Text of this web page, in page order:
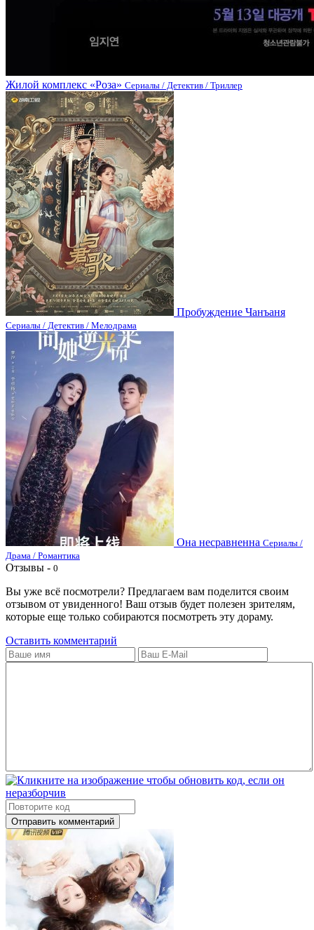
Жилой комплекс «Роза» Сериалы / Детектив / Триллер
Пробуждение Чанъаня
Сериалы / Детектив / Мелодрама
Она несравненна Сериалы /
Драма / Романтика
Отзывы - 0
Вы уже всё посмотрели? Предлагаем вам поделится своим
отзывом от увиденного! Ваш отзыв будет полезен зрителям,
которые еще только собираются посмотреть эту дораму.
Оставить комментарий
Отправить комментарий